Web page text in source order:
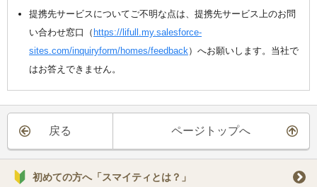
提携先サービスについてご不明な点は、提携先サービス上のお問
い合わせ窓口（ https://lifull.my.salesforce-
sites.com/inquiryform/homes/feedback）へお願いします。当社で
はお答えできません。
戻る ページトップへ
初めての方へ「スマイティとは？」